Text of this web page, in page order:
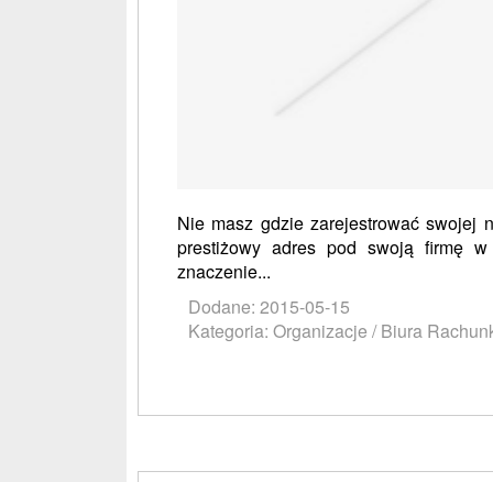
Nie masz gdzie zarejestrować swojej
prestiżowy adres pod swoją firmę
znaczenie...
Dodane: 2015-05-15
Kategoria: Organizacje / Biura